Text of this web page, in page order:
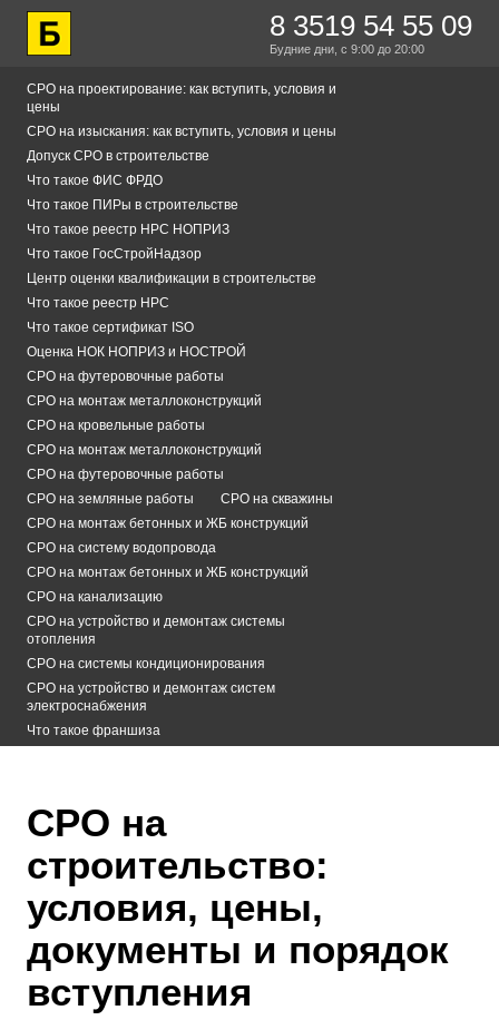
8 3519 54 55 09
Будние дни, с 9:00 до 20:00
СРО на проектирование: как вступить, условия и
цены
СРО на изыскания: как вступить, условия и цены
Допуск СРО в строительстве
Что такое ФИС ФРДО
Что такое ПИРы в строительстве
Что такое реестр НРС НОПРИЗ
Что такое ГосСтройНадзор
Центр оценки квалификации в строительстве
Что такое реестр НРС
Что такое сертификат ISO
Оценка НОК НОПРИЗ и НОСТРОЙ
СРО на футеровочные работы
СРО на монтаж металлоконструкций
СРО на кровельные работы
СРО на монтаж металлоконструкций
СРО на футеровочные работы
СРО на земляные работы
СРО на скважины
СРО на монтаж бетонных и ЖБ конструкций
СРО на систему водопровода
СРО на монтаж бетонных и ЖБ конструкций
СРО на канализацию
СРО на устройство и демонтаж системы
отопления
СРО на системы кондиционирования
СРО на устройство и демонтаж систем
электроснабжения
Что такое франшиза
СРО на
строительство:
условия, цены,
документы и порядок
вступления